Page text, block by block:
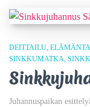
DEITTAILU
SINKKUMATKA
Juhannuspaikan